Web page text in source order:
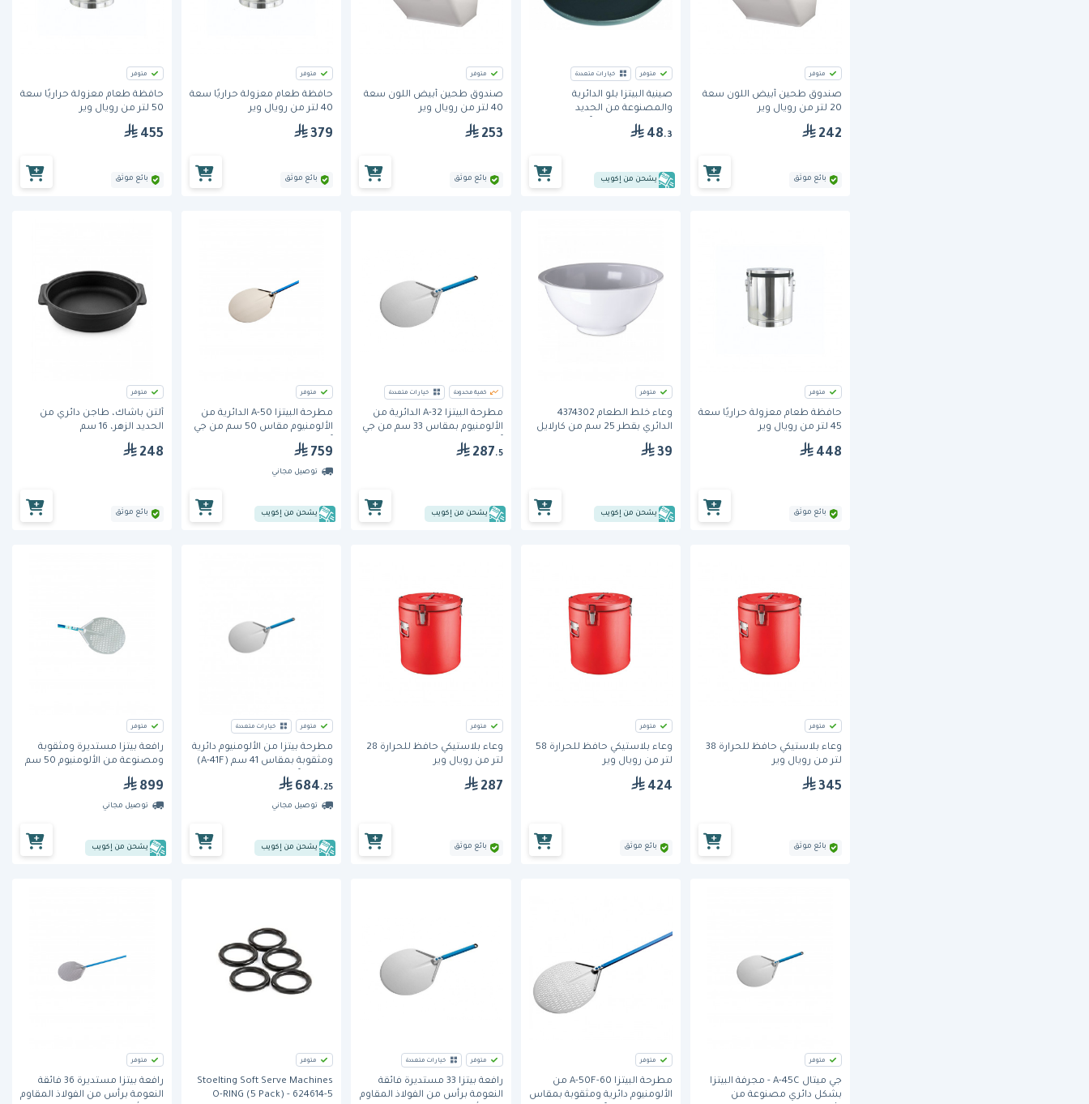
متوفر
صندوق طحين أبيض اللون سعة
20 لتر من رويال وير
242
بائع موثق
متوفر خيارات متعددة
صينية البيتزا بلو الدائرية
والمصنوعة من الحديد
48.3
يشحن من إكويب
متوفر
صندوق طحين أبيض اللون سعة
40 لتر من رويال وير
253
بائع موثق
متوفر
حافظة طعام معزولة حراريًا سعة
40 لتر من رويال وير
379
بائع موثق
متوفر
حافظة طعام معزولة حراريًا سعة
50 لتر من رويال وير
455
بائع موثق
متوفر
حافظة طعام معزولة حراريًا سعة
45 لتر من رويال وير
448
بائع موثق
متوفر
وعاء خلط الطعام 4374302
الدائري بقطر 25 سم من كارلايل
39
يشحن من إكويب
كمية محدودة خيارات متعددة
مطرحة البيتزا A-32 الدائرية من
الألومنيوم بمقاس 33 سم من جي
آي ميتال
287.5
يشحن من إكويب
متوفر
مطرحة البيتزا A-50 الدائرية من
الألومنيوم مقاس 50 سم من جي
آي ميتال
759
توصيل مجاني
يشحن من إكويب
متوفر
ألتن باشاك، طاجن دائري من
الحديد الزهر، 16 سم
248
بائع موثق
متوفر
وعاء بلاستيكي حافظ للحرارة 38
لتر من رويال وير
345
بائع موثق
متوفر
وعاء بلاستيكي حافظ للحرارة 58
لتر من رويال وير
424
بائع موثق
متوفر
وعاء بلاستيكي حافظ للحرارة 28
لتر من رويال وير
287
بائع موثق
متوفر خيارات متعددة
مطرحة بيتزا من الألومنيوم دائرية
ومثقوبة بمقاس 41 سم (A-41F)
من جي آي ميتال
684.25
توصيل مجاني
يشحن من إكويب
متوفر
رافعة بيتزا مستديرة ومثقوبة
ومصنوعة من الألومنيوم 50 سم
899
توصيل مجاني
يشحن من إكويب
متوفر
جي ميتال A-45C - مجرفة البيتزا
بشكل دائري مصنوعة من
متوفر
مطرحة البيتزا A-50F-60 من
الألومنيوم دائرية ومثقوبة بمقاس
متوفر خيارات متعددة
رافعة بيتزا 33 مستديرة فائقة
النعومة برأس من الفولاذ المقاوم
متوفر
Stoelting Soft Serve Machines
O-RING (5 Pack) - 624614-5
متوفر
رافعة بيتزا مستديرة 36 فائقة
النعومة برأس من الفولاذ المقاوم